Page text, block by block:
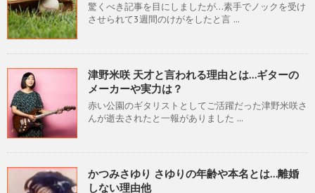
驚くべき記事を目にしましたが…素手でノックを受け
させられて3週間のけがをしたと言 ...
津野米咲 天才と言われる理由とは…ギターの
メーカーや実力は？
赤い公園のギタリストとしてご活躍だった津野米咲さ
んが逝去されたと一報がありました ...
かつみさゆり さゆりの年齢や本名とは…離婚
しない理由他